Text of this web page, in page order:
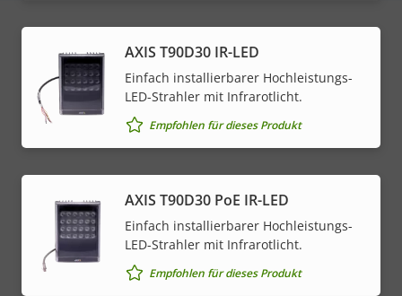
AXIS T90D30 IR-LED
Einfach installierbarer Hochleistungs-
LED-Strahler mit Infrarotlicht.
Empfohlen für dieses Produkt
AXIS T90D30 PoE IR-LED
Einfach installierbarer Hochleistungs-
LED-Strahler mit Infrarotlicht.
Empfohlen für dieses Produkt
menu